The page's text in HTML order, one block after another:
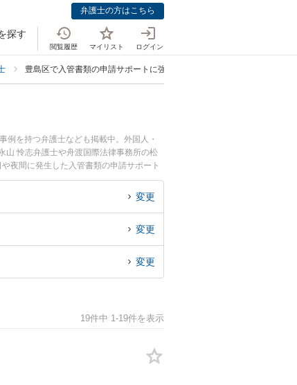
弁護士の方はこちら
探す
閲覧履歴 マイリスト ログイン
豊島区で入管書類の申請サポートに強い弁護士
例を持つ弁護士なども掲載中。外国人・
山 怜志弁護士や舟渡国際法律事務所の松
夜間に発生した入管書類の申請サポート
相談無料で入管書類の申請サポートを法律
変更
変更
変更
19件中 1-19件を表示